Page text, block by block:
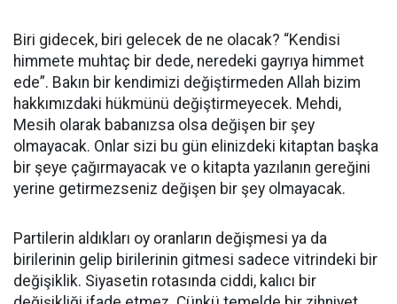
Biri gidecek, biri gelecek de ne olacak? “Kendisi
himmete muhtaç bir dede, neredeki gayrıya himmet
ede”. Bakın bir kendimizi değiştirmeden Allah bizim
hakkımızdaki hükmünü değiştirmeyecek. Mehdi,
Mesih olarak babanızsa olsa değişen bir şey
olmayacak. Onlar sizi bu gün elinizdeki kitaptan başka
bir şeye çağırmayacak ve o kitapta yazılanın gereğini
yerine getirmezseniz değişen bir şey olmayacak.
Partilerin aldıkları oy oranların değişmesi ya da
birilerinin gelip birilerinin gitmesi sadece vitrindeki bir
değişiklik. Siyasetin rotasında ciddi, kalıcı bir